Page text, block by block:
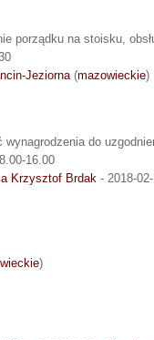
porządku na stoisku,
Jeziorna(mazowieckie)
do
16.00
Krzysztof Brdak - 2018-
)